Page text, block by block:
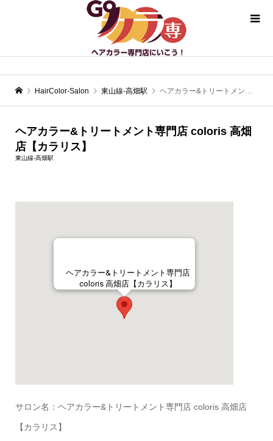
HairColor-Salon 東山線-高畑駅 ヘアカラー&トリートメント専門店 coloris 高畑店【カラリス】
ヘアカラー&トリートメント専門店 coloris 高畑
店【カラリス】
東山線-高畑駅
ヘアカラー&トリートメント専門店
coloris 高畑店【カラリス】
サロン名：ヘアカラー&トリートメント専門店 coloris 高畑店
【カラリス】